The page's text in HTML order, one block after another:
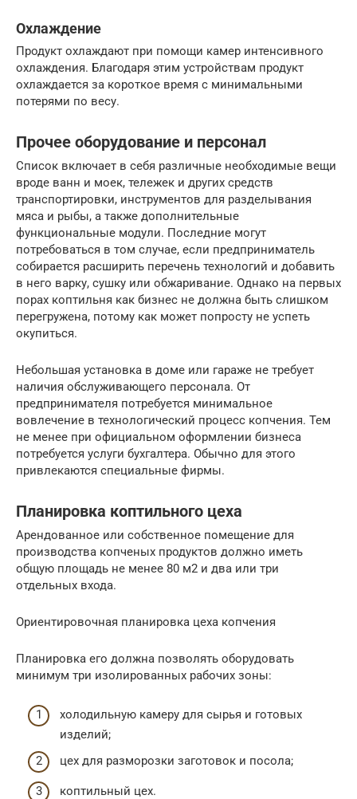
Охлаждение
Продукт охлаждают при помощи камер интенсивного
охлаждения. Благодаря этим устройствам продукт
охлаждается за короткое время с минимальными
потерями по весу.
Прочее оборудование и персонал
Список включает в себя различные необходимые вещи
вроде ванн и моек, тележек и других средств
транспортировки, инструментов для разделывания
мяса и рыбы, а также дополнительные
функциональные модули. Последние могут
потребоваться в том случае, если предприниматель
собирается расширить перечень технологий и добавить
в него варку, сушку или обжаривание. Однако на первых
порах коптильня как бизнес не должна быть слишком
перегружена, потому как может попросту не успеть
окупиться.
Небольшая установка в доме или гараже не требует
наличия обслуживающего персонала. От
предпринимателя потребуется минимальное
вовлечение в технологический процесс копчения. Тем
не менее при официальном оформлении бизнеса
потребуется услуги бухгалтера. Обычно для этого
привлекаются специальные фирмы.
Планировка коптильного цеха
Арендованное или собственное помещение для
производства копченых продуктов должно иметь
общую площадь не менее 80 м2 и два или три
отдельных входа.
Ориентировочная планировка цеха копчения
Планировка его должна позволять оборудовать
минимум три изолированных рабочих зоны:
холодильную камеру для сырья и готовых
изделий;
цех для разморозки заготовок и посола;
коптильный цех.